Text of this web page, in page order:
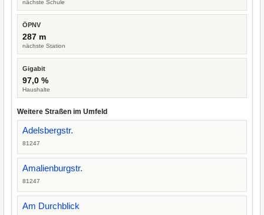
nächste Schule
ÖPNV
287 m
nächste Station
Gigabit
97,0 %
Haushalte
Weitere Straßen im Umfeld
Adelsbergstr.
81247
Amalienburgstr.
81247
Am Durchblick